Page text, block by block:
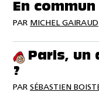
En commun
PAR MICHEL GAIRAUD
Paris,
?
PAR SÉBASTIEN